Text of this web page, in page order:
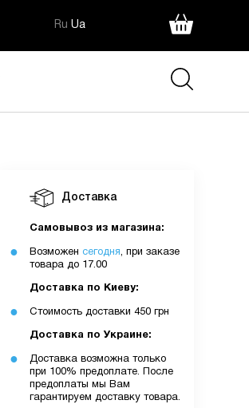
Ru Ua
Доставка
Самовывоз из магазина:
Возможен сегодня, при заказе
товара до 17.00
Доставка по Киеву:
Стоимость доставки 450 грн
Доставка по Украине:
Доставка возможна только
при 100% предоплате. После
предоплаты мы Вам
гарантируем доставку товара.